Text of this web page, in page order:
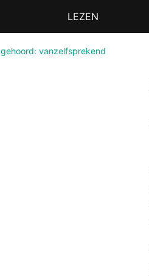
MenuLEZEN
vanzelfsprekend